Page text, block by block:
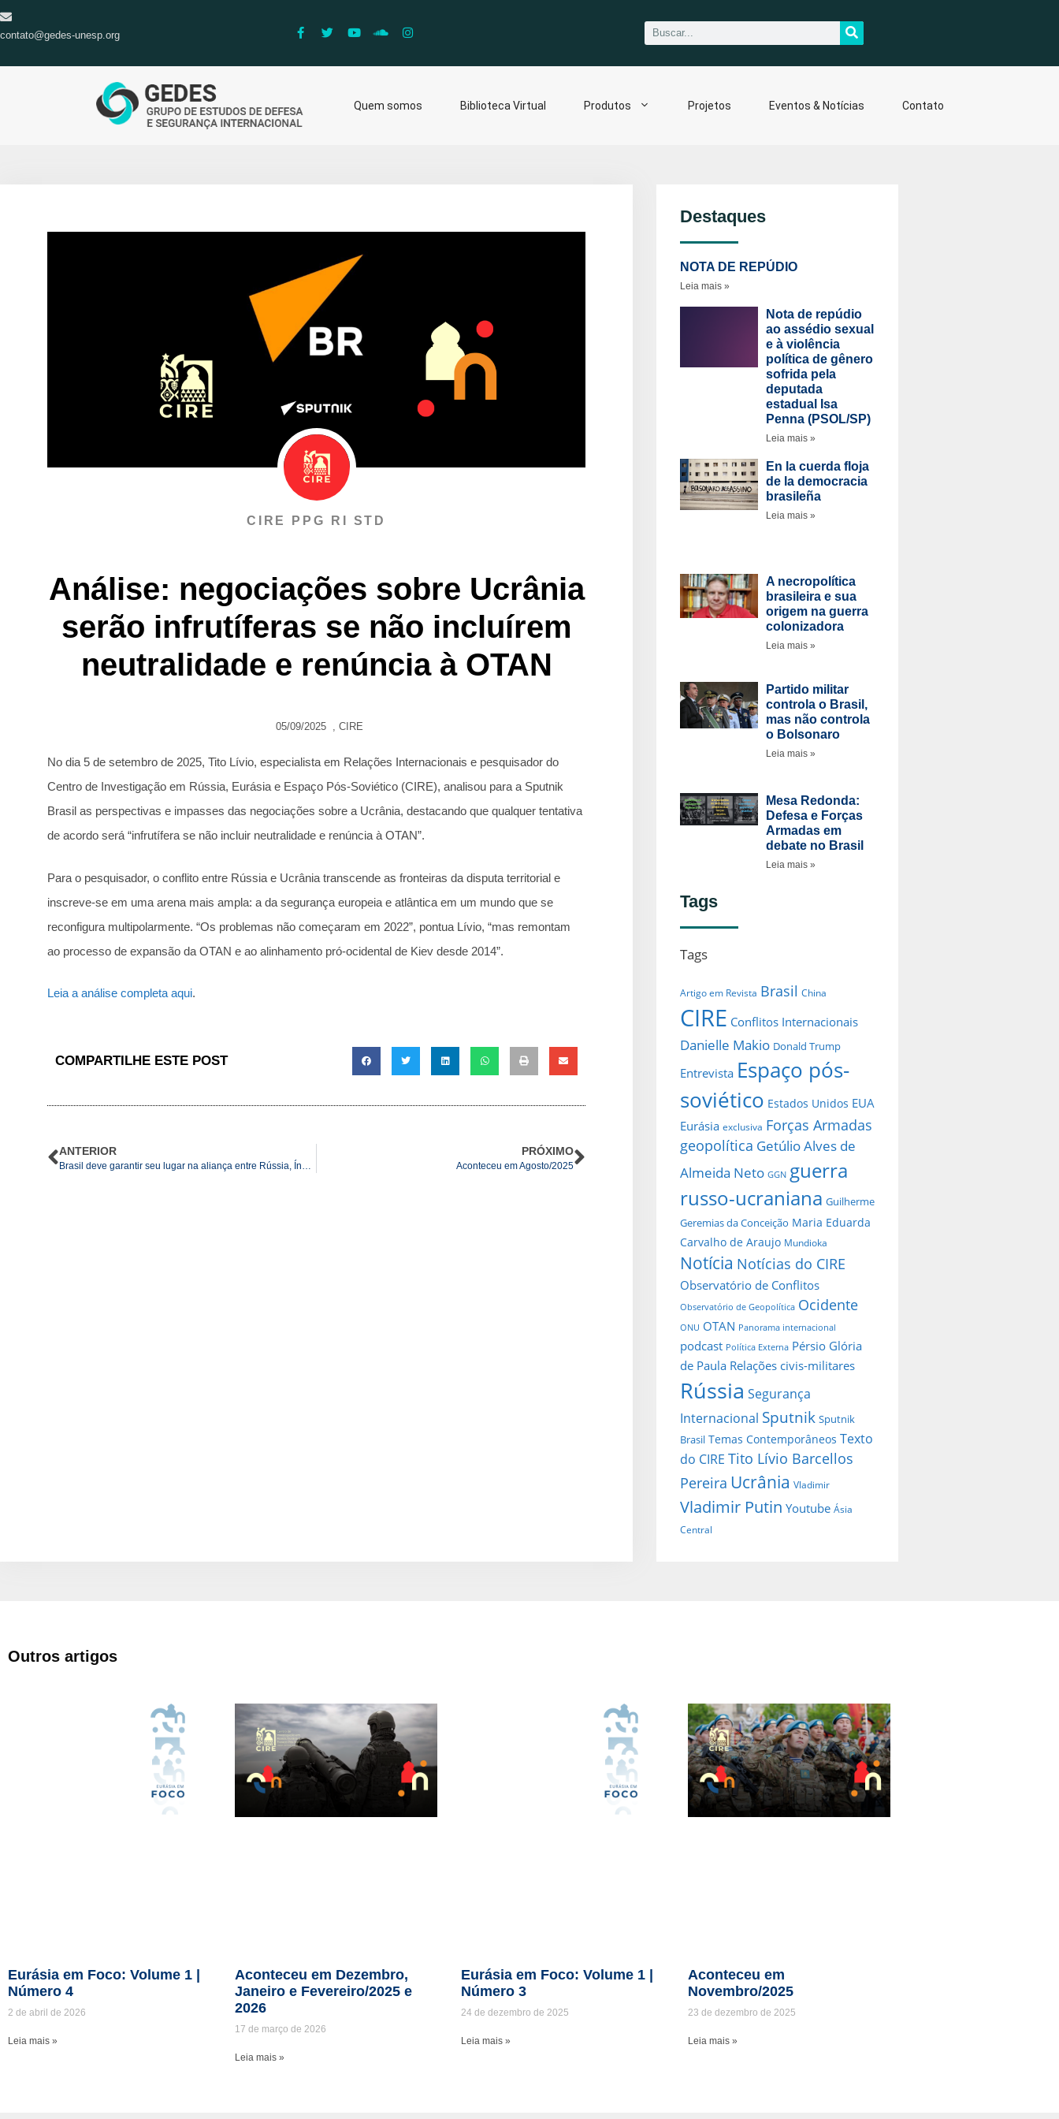
contato@gedes-unesp.org
Quem somos Biblioteca Virtual Produtos Projetos Eventos & Notícias Contato
CIRE PPG RI STD
Análise: negociações sobre Ucrânia
serão infrutíferas se não incluírem
neutralidade e renúncia à OTAN
05/09/2025 , CIRE
No dia 5 de setembro de 2025, Tito Lívio, especialista em Relações Internacionais e pesquisador do
Centro de Investigação em Rússia, Eurásia e Espaço Pós-Soviético (CIRE), analisou para a Sputnik
Brasil as perspectivas e impasses das negociações sobre a Ucrânia, destacando que qualquer tentativa
de acordo será “infrutífera se não incluir neutralidade e renúncia à OTAN”.
Para o pesquisador, o conflito entre Rússia e Ucrânia transcende as fronteiras da disputa territorial e
inscreve-se em uma arena mais ampla: a da segurança europeia e atlântica em um mundo que se
reconfigura multipolarmente. “Os problemas não começaram em 2022”, pontua Lívio, “mas remontam
ao processo de expansão da OTAN e ao alinhamento pró-ocidental de Kiev desde 2014”.
Leia a análise completa aqui.
COMPARTILHE ESTE POST
ANTERIOR PRÓXIMO
Aconteceu em Agosto/2025
Destaques
NOTA DE REPÚDIO
Leia mais »
Nota de repúdio
ao assédio sexual
e à violência
política de gênero
sofrida pela
deputada
estadual Isa
Penna (PSOL/SP)
Leia mais »
En la cuerda floja
de la democracia
brasileña
Leia mais »
A necropolítica
brasileira e sua
origem na guerra
colonizadora
Leia mais »
Partido militar
controla o Brasil,
mas não controla
o Bolsonaro
Leia mais »
Mesa Redonda:
Defesa e Forças
Armadas em
debate no Brasil
Leia mais »
Tags
Tags
Artigo em Revista Brasil China
CIRE Conflitos Internacionais
Danielle Makio Donald Trump
Entrevista Espaço pós-
soviético Estados Unidos EUA
Eurásia exclusiva Forças Armadas
geopolítica Getúlio Alves de
Almeida Neto GGN guerra
russo-ucraniana Guilherme
Geremias da Conceição Maria Eduarda
Carvalho de Araujo Mundioka
Notícia Notícias do CIRE
Observatório de Conflitos
Observatório de Geopolítica Ocidente
ONU OTAN Panorama internacional
podcast Política Externa Pérsio Glória
de Paula Relações civis-militares
Rússia Segurança
Internacional Sputnik Sputnik
Brasil Temas Contemporâneos Texto
do CIRE Tito Lívio Barcellos
Pereira Ucrânia Vladimir
Vladimir Putin Youtube Ásia
Central
Outros artigos
Eurásia em Foco: Volume 1 |
Número 4
2 de abril de 2026
Leia mais »
Aconteceu em Dezembro,
Janeiro e Fevereiro/2025 e
2026
17 de março de 2026
Leia mais »
Eurásia em Foco: Volume 1 |
Número 3
24 de dezembro de 2025
Leia mais »
Aconteceu em
Novembro/2025
23 de dezembro de 2025
Leia mais »